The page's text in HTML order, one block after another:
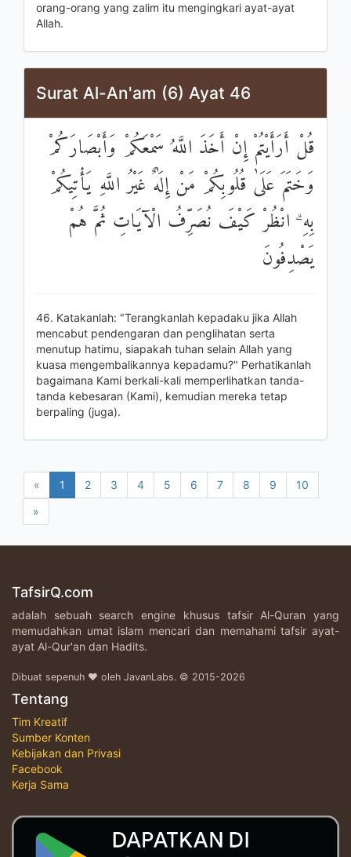
orang-orang yang zalim itu mengingkari ayat-ayat
Allah.
Surat Al-An'am (6) Ayat 46
قُلْ أَرَأَيْتُمْ إِنْ أَخَذَ اللَّهُ سَمْعَكُمْ وَأَبْصَارَكُمْ
وَخَتَمَ عَلَىٰ قُلُوبِكُمْ مَنْ إِلَٰهٌ غَيْرُ اللَّهِ يَأْتِيكُمْ
بِهِ ۗ انْظُرْ كَيْفَ نُصَرِّفُ الْآيَاتِ ثُمَّ هُمْ
يَصْدِفُونَ
46. Katakanlah: "Terangkanlah kepadaku jika Allah
mencabut pendengaran dan penglihatan serta
menutup hatimu, siapakah tuhan selain Allah yang
kuasa mengembalikannya kepadamu?" Perhatikanlah
bagaimana Kami berkali-kali memperlihatkan tanda-
tanda kebesaran (Kami), kemudian mereka tetap
berpaling (juga).
« 1 2 3 4 5 6 7 8 9
10
»
TafsirQ.com
adalah sebuah search engine khusus tafsir Al-Quran yang
memudahkan umat islam mencari dan memahami tafsir ayat-
ayat Al-Qur'an dan Hadits.
Dibuat sepenuh ♥ oleh JavanLabs. © 2015-2026
Tentang
Tim Kreatif
Sumber Konten
Kebijakan dan Privasi
Facebook
Kerja Sama